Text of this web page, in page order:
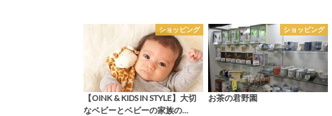
ショッピング
【OINK & KIDS IN STYLE】大切
なベビーとベビーの家族の…
ショッピング
お茶の君野園